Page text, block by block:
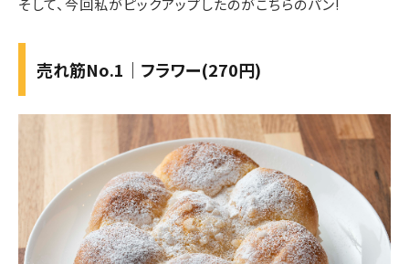
そして、今回私がピックアップしたのがこちらのパン!
売れ筋No.1｜フラワー(270円)